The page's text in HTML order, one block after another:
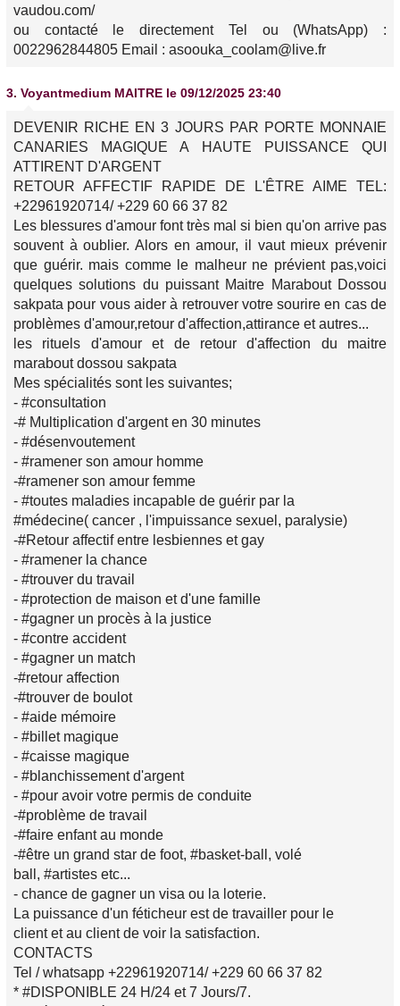
vaudou.com/
ou contacté le directement Tel ou (WhatsApp) :
0022962844805 Email : asoouka_coolam@live.fr
3. Voyantmedium MAITRE le 09/12/2025 23:40
DEVENIR RICHE EN 3 JOURS PAR PORTE MONNAIE
CANARIES MAGIQUE A HAUTE PUISSANCE QUI
ATTIRENT D'ARGENT
RETOUR AFFECTIF RAPIDE DE L'ÊTRE AIME TEL:
+22961920714/ +229 60 66 37 82
Les blessures d'amour font très mal si bien qu'on arrive pas
souvent à oublier. Alors en amour, il vaut mieux prévenir
que guérir. mais comme le malheur ne prévient pas,voici
quelques solutions du puissant Maitre Marabout Dossou
sakpata pour vous aider à retrouver votre sourire en cas de
problèmes d'amour,retour d'affection,attirance et autres...
les rituels d'amour et de retour d'affection du maitre
marabout dossou sakpata
Mes spécialités sont les suivantes;
- #consultation
-# Multiplication d'argent en 30 minutes
- #désenvoutement
- #ramener son amour homme
-#ramener son amour femme
- #toutes maladies incapable de guérir par la
#médecine( cancer , l'impuissance sexuel, paralysie)
-#Retour affectif entre lesbiennes et gay
- #ramener la chance
- #trouver du travail
- #protection de maison et d'une famille
- #gagner un procès à la justice
- #contre accident
- #gagner un match
-#retour affection
-#trouver de boulot
- #aide mémoire
- #billet magique
- #caisse magique
- #blanchissement d'argent
- #pour avoir votre permis de conduite
-#problème de travail
-#faire enfant au monde
-#être un grand star de foot, #basket-ball, volé
ball, #artistes etc...
- chance de gagner un visa ou la loterie.
La puissance d'un féticheur est de travailler pour le
client et au client de voir la satisfaction.
CONTACTS
Tel / whatsapp +22961920714/ +229 60 66 37 82
* #DISPONIBLE 24 H/24 et 7 Jours/7.